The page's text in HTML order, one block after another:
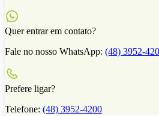
Quer entrar em contato?
Fale no nosso WhatsApp: (48) 3952-
Prefere ligar?
Telefone: (48) 3952-4200